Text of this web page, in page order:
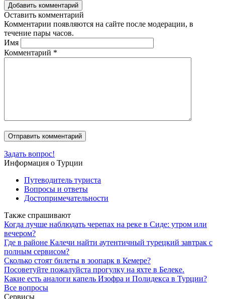
Добавить комментарий
Оставить комментарий
Комментарии появляются на сайте после модерации, в
течение пары часов.
Имя
Комментарий *
Задать вопрос!
Информация о Турции
Путеводитель туриста
Вопросы и ответы
Достопримечательности
Также спрашивают
Когда лучше наблюдать черепах на реке в Сиде: утром или
вечером?
Где в районе Калечи найти аутентичный турецкий завтрак с
полным сервисом?
Сколько стоят билеты в зоопарк в Кемере?
Посоветуйте пожалуйста прогулку на яхте в Белеке.
Какие есть аналоги капель Изофра и Полидекса в Турции?
Все вопросы
Сервисы